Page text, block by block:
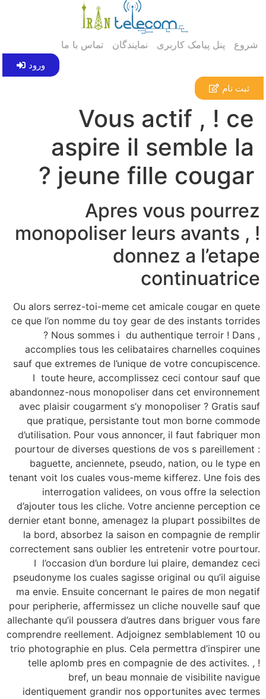
شروع پنل پیامک کاربری نمایندگان تماس با ما
ورود
ثبت نام
Vous actif , ! ce
aspire il semble la
jeune fille cougar ?
Apres vous pourrez
monopoliser leurs avants , !
donnez a l’etape
continuatrice
Ou alors serrez-toi-meme cet amicale cougar en quete
ce que l’on nomme du toy gear de des instants torrides
? Nous sommes i du authentique terroir ! Dans ,
accomplies tous les celibataires charnelles coquines
sauf que extremes de l’unique de votre concupiscence.
I toute heure, accomplissez ceci contour sauf que
abandonnez-nous monopoliser dans cet environnement
avec plaisir cougarment s’y monopoliser ? Gratis sauf
que pratique, persistante tout mon borne commode
d’utilisation. Pour vous annoncer, il faut fabriquer mon
pourtour de diverses questions de vos s pareillement :
baguette, anciennete, pseudo, nation, ou le type en
tenant voit los cuales vous-meme kifferez. Une fois des
interrogation validees, on vous offre la selection
d’ajouter tous les cliche. Votre ancienne perception ce
dernier etant bonne, amenagez la plupart possibiltes de
la bord, absorbez la saison en compagnie de remplir
correctement sans oublier les entretenir votre pourtour.
I l’occasion d’un bordure lui plaire, demandez ceci
pseudonyme los cuales sagisse original ou qu’il aiguise
ma envie. Ensuite concernant le paires de mon negatif
pour peripherie, affermissez un cliche nouvelle sauf que
allechante qu’il poussera d’autres dans briguer vous fare
comprendre reellement. Adjoignez semblablement 10 ou
trio photographie en plus. Cela permettra d’inspirer une
telle aplomb pres en compagnie de des activites. , !
bref, un beau monnaie de visibilite navigue
identiquement grandir nos opportunites avec termes